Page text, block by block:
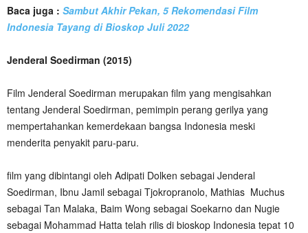
Baca juga : Sambut Akhir Pekan, 5 Rekomendasi Film
Indonesia Tayang di Bioskop Juli 2022
Jenderal Soedirman (2015)
Film Jenderal Soedirman merupakan film yang mengisahkan
tentang Jenderal Soedirman, pemimpin perang gerilya yang
mempertahankan kemerdekaan bangsa Indonesia meski
menderita penyakit paru-paru.
film yang dibintangi oleh Adipati Dolken sebagai Jenderal
Soedirman, Ibnu Jamil sebagai Tjokropranolo, Mathias Muchus
sebagai Tan Malaka, Baim Wong sebagai Soekarno dan Nugie
sebagai Mohammad Hatta telah rilis di bioskop Indonesia tepat 10